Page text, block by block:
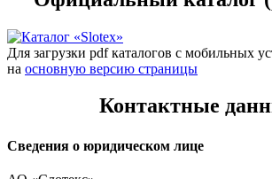
Для загрузки pdf каталогов с мобильных
на основную версию страницы
Контактные
Сведения о юридическом лице